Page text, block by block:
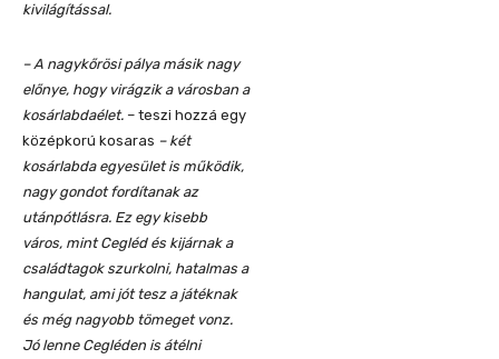
kivilágítással.
– A nagykőrösi pálya másik nagy
előnye, hogy virágzik a városban a
kosárlabdaélet. – teszi hozzá egy
középkorú kosaras – két
kosárlabda egyesület is működik,
nagy gondot fordítanak az
utánpótlásra. Ez egy kisebb
város, mint Cegléd és kijárnak a
családtagok szurkolni, hatalmas a
hangulat, ami jót tesz a játéknak
és még nagyobb tömeget vonz.
Jó lenne Cegléden is átélni